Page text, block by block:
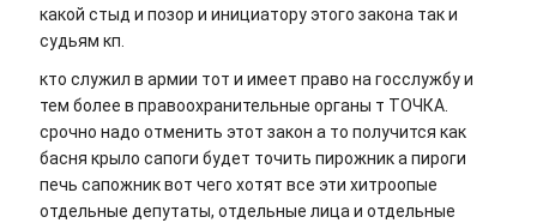
какой стыд и позор и инициатору этого закона так и
судьям кп.
кто служил в армии тот и имеет право на госслужбу и
тем более в правоохранительные органы т ТОЧКА.
срочно надо отменить этот закон а то получится как
басня крыло сапоги будет точить пирожник а пироги
печь сапожник вот чего хотят все эти хитроопые
отдельные депутаты, отдельные лица и отдельные